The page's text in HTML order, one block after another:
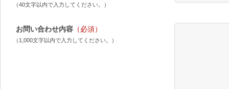
（40文字以内で入力してください。）
お問い合わせ内容 （必須）
（1,000文字以内で入力してください。）